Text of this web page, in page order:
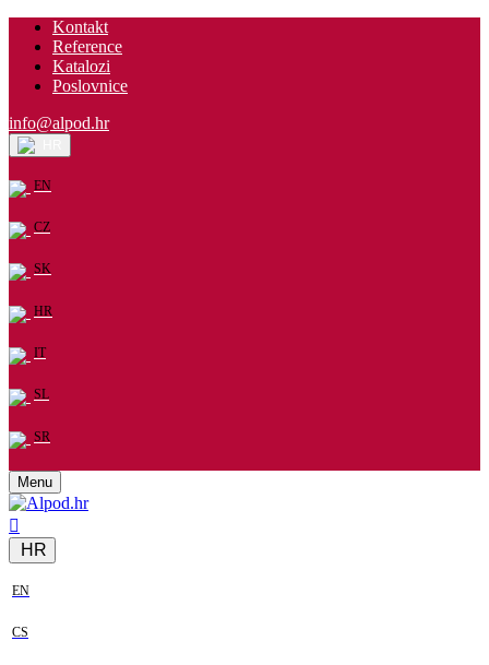
Kontakt
Reference
Katalozi
Poslovnice
info@alpod.hr
EN
CZ
SK
HR
IT
SL
SR
Menu
HR
EN
CS